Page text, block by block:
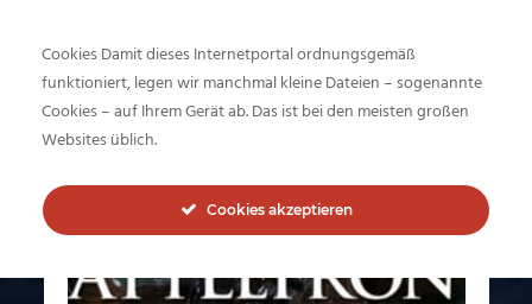
Tag - Closed Alpha
Cookies Damit dieses Internetportal ordnungsgemäß
funktioniert, legen wir manchmal kleine Dateien – sogenannte
Cookies – auf Ihrem Gerät ab. Das ist bei den meisten großen
Websites üblich.
Cookies akzeptieren